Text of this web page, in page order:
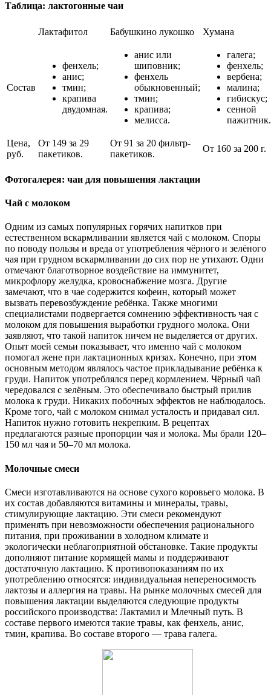
Таблица: лактогонные чаи
Лактафитол Бабушкино лукошко Хумана
Состав
фенхель;
анис;
тмин;
крапива
двудомная.
анис или
шиповник;
фенхель
обыкновенный;
тмин;
крапива;
мелисса.
галега;
фенхель;
вербена;
малина;
гибискус;
сенной
пажитник.
Цена,
руб.
От 149 за 29
пакетиков.
От 91 за 20 фильтр-
пакетиков.
От 160 за 200 г.
Фотогалерея: чаи для повышения лактации
Чай с молоком
Одним из самых популярных горячих напитков при
естественном вскармливании является чай с молоком. Споры
по поводу пользы и вреда от употребления чёрного и зелёного
чая при грудном вскармливании до сих пор не утихают. Одни
отмечают благотворное воздействие на иммунитет,
микрофлору желудка, кровоснабжение мозга. Другие
замечают, что в чае содержится кофеин, который может
вызвать перевозбуждение ребёнка. Также многими
специалистами подвергается сомнению эффективность чая с
молоком для повышения выработки грудного молока. Они
заявляют, что такой напиток ничем не выделяется от других.
Опыт моей семьи показывает, что именно чай с молоком
помогал жене при лактационных кризах. Конечно, при этом
основным методом являлось частое прикладывание ребёнка к
груди. Напиток употреблялся перед кормлением. Чёрный чай
чередовался с зелёным. Это обеспечивало быстрый прилив
молока к груди. Никаких побочных эффектов не наблюдалось.
Кроме того, чай с молоком снимал усталость и придавал сил.
Напиток нужно готовить некрепким. В рецептах
предлагаются разные пропорции чая и молока. Мы брали 120–
150 мл чая и 50–70 мл молока.
Молочные смеси
Смеси изготавливаются на основе сухого коровьего молока. В
их состав добавляются витамины и минералы, травы,
стимулирующие лактацию. Эти смеси рекомендуют
применять при невозможности обеспечения рационального
питания, при проживании в холодном климате и
экологически неблагоприятной обстановке. Такие продукты
дополняют питание кормящей мамы и поддерживают
достаточную лактацию. К противопоказаниям по их
употреблению относятся: индивидуальная непереносимость
лактозы и аллергия на травы. На рынке молочных смесей для
повышения лактации выделяются следующие продукты
российского производства: Лактамил и Млечный путь. В
составе первого имеются такие травы, как фенхель, анис,
тмин, крапива. Во составе второго — трава галега.